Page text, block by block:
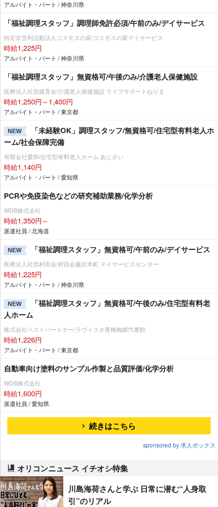
アルバイト・パート / 神奈川県
「福祉調理スタッフ」調理師免許必須/午前のみ/デイサービス
特定非営利活動法人コスモスの家/コスモスの家デイサービス
時給1,225円
アルバイト・パート / 神奈川県
「福祉調理スタッフ」無資格可/午後のみ/介護老人保健施設
医療法人社団健育会/介護老人保健施設 ライフサポートねりま
時給1,250円～1,400円
アルバイト・パート / 東京都
NEW
「未経験OK」調理スタッフ/無資格可/住宅型有料老人ホ
ーム/社会保障完備
有限会社愛和/住宅型有料老人ホーム あじさい
時給1,140円
アルバイト・パート / 愛知県
PCRや免疫染色などの研究補助業務/化学分析
WDB株式会社
時給1,350円～
派遣社員 / 北海道
NEW 「福祉調理スタッフ」無資格可/午前のみ/デイサービス
医療法人社団村田会/村田会藤沢本町 デイサービスセンター
時給1,225円
アルバイト・パート / 神奈川県
NEW
「福祉調理スタッフ」無資格可/午後のみ/住宅型有料老
人ホーム
株式会社ベストパートナー/ラヴィスタ青梅梅郷弐番館
時給1,226円
アルバイト・パート / 東京都
自動車向け塗料のサンプル作製と品質評価/化学分析
WDB株式会社
時給1,600円
派遣社員 / 愛知県
続きはこちら
sponsored by 求人ボックス
オリコンニュース イチオシ特集
川島海荷さんと学ぶ 日常に潜む“人身取
引”のリアル